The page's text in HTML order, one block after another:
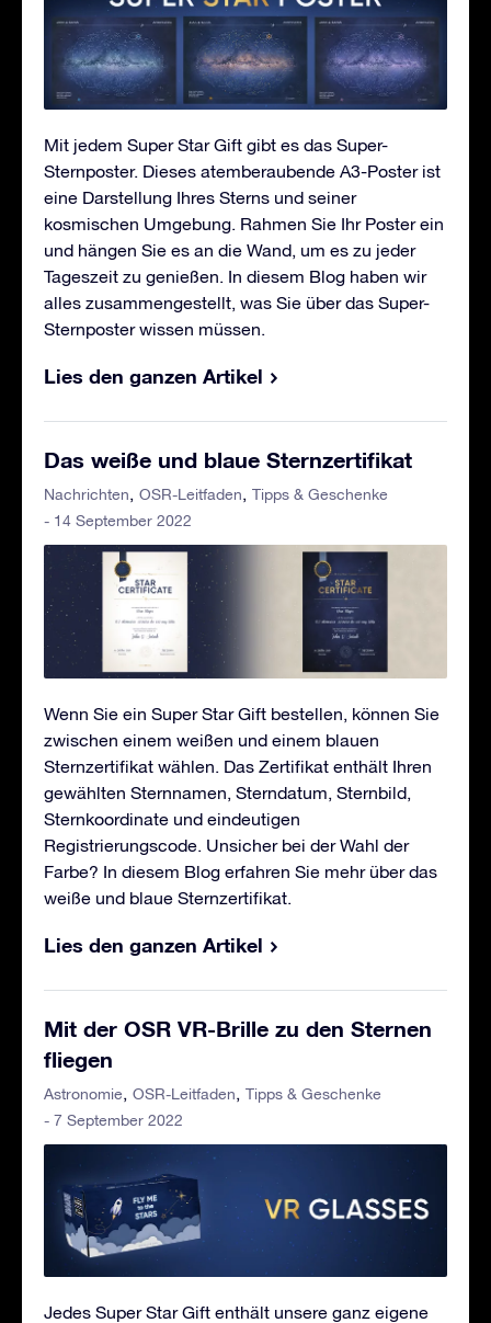
Mit jedem Super Star Gift gibt es das Super-
Sternposter. Dieses atemberaubende A3-Poster ist
eine Darstellung Ihres Sterns und seiner
kosmischen Umgebung. Rahmen Sie Ihr Poster ein
und hängen Sie es an die Wand, um es zu jeder
Tageszeit zu genießen. In diesem Blog haben wir
alles zusammengestellt, was Sie über das Super-
Sternposter wissen müssen.
Lies den ganzen Artikel
Das weiße und blaue Sternzertifikat
Nachrichten OSR-Leitfaden
Tipps & Geschenke
- 14 September 2022
Wenn Sie ein Super Star Gift bestellen, können Sie
zwischen einem weißen und einem blauen
Sternzertifikat wählen. Das Zertifikat enthält Ihren
gewählten Sternnamen, Sterndatum, Sternbild,
Sternkoordinate und eindeutigen
Registrierungscode. Unsicher bei der Wahl der
Farbe? In diesem Blog erfahren Sie mehr über das
weiße und blaue Sternzertifikat.
Lies den ganzen Artikel
Mit der OSR VR-Brille zu den Sternen
fliegen
Astronomie OSR-Leitfaden
Tipps & Geschenke
- 7 September 2022
Jedes Super Star Gift enthält unsere ganz eigene